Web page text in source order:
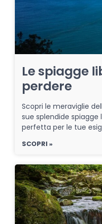
Le spiagge
perdere
Scopri le meraviglie
sue splendide spiagge
perfetta per le tue
SCOPRI »